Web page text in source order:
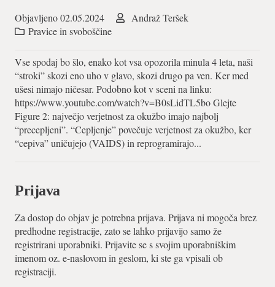
Objavljeno02.05.2024
Andraž Teršek
Pravice in svoboščine
Vse spodaj bo šlo, enako kot vsa opozorila minula 4 leta, naši
“stroki” skozi eno uho v glavo, skozi drugo pa ven. Ker med
ušesi nimajo ničesar. Podobno kot v sceni na linku:
https://www.youtube.com/watch?v=B0sLidTL5bo Glejte
Figure 2: največjo verjetnost za okužbo imajo najbolj
“precepljeni”. “Cepljenje” povečuje verjetnost za okužbo, ker
“cepiva” uničujejo (VAIDS) in reprogramirajo...
Prijava
Za dostop do objav je potrebna prijava. Prijava ni mogoča brez
predhodne registracije, zato se lahko prijavijo samo že
registrirani uporabniki. Prijavite se s svojim uporabniškim
imenom oz. e-naslovom in geslom, ki ste ga vpisali ob
registraciji.